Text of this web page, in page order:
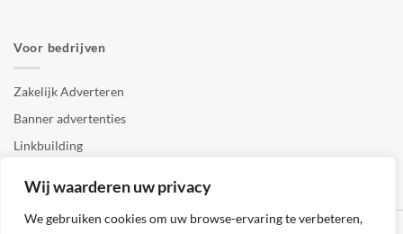
Wij waarderen uw privacy
We gebruiken cookies om uw browse-ervaring te verbeteren,
Voor bedrijven
Zakelijk Adverteren
Banner advertenties
Linkbuilding